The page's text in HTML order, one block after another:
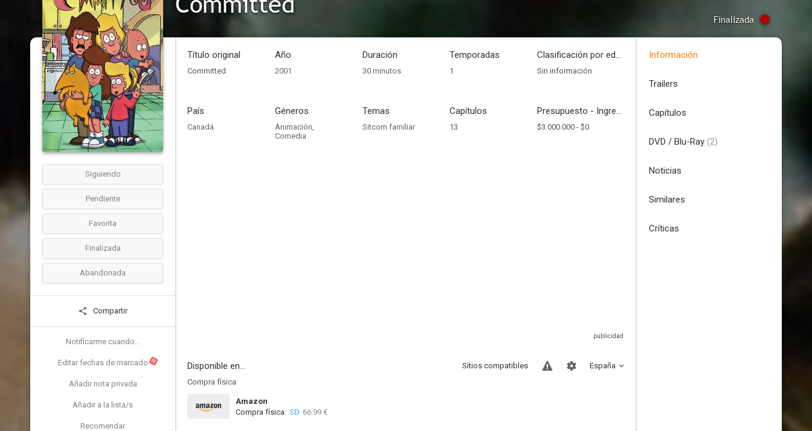
Finalizada
Siguiendo
Pendiente
Favorita
Finalizada
Abandonada
Compartir
Notificarme cuando...
Editar fechas de marcado N
Añadir nota privada
Añadir a la lista/s
Recomendar
Título original
Committed
Año
2001
Duración
30 minutos
Temporadas
1
Clasificación por edades
Sin información
País
Canadá
Géneros
Animación,
Comedia
Temas
Sitcom familiar
Capítulos
13
Presupuesto - Ingresos
$3.000.000 -$0
Disponible en... España
Sitios compatibles
Compra física
Amazon
Compra física: SD 66.99 €
Información
Trailers
Capítulos
DVD / Blu-Ray (2)
Noticias
Similares
Críticas